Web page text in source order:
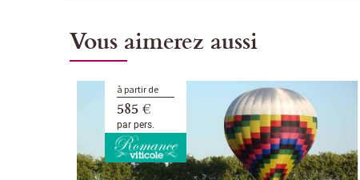
Vous aimerez aussi
à partir de
585 €
par pers.